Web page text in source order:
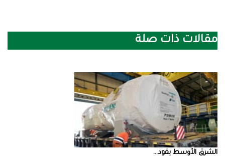
مقالات ذات صلة
الشرق‭ ‬الأوسط‭ ‬يقود‭ ...